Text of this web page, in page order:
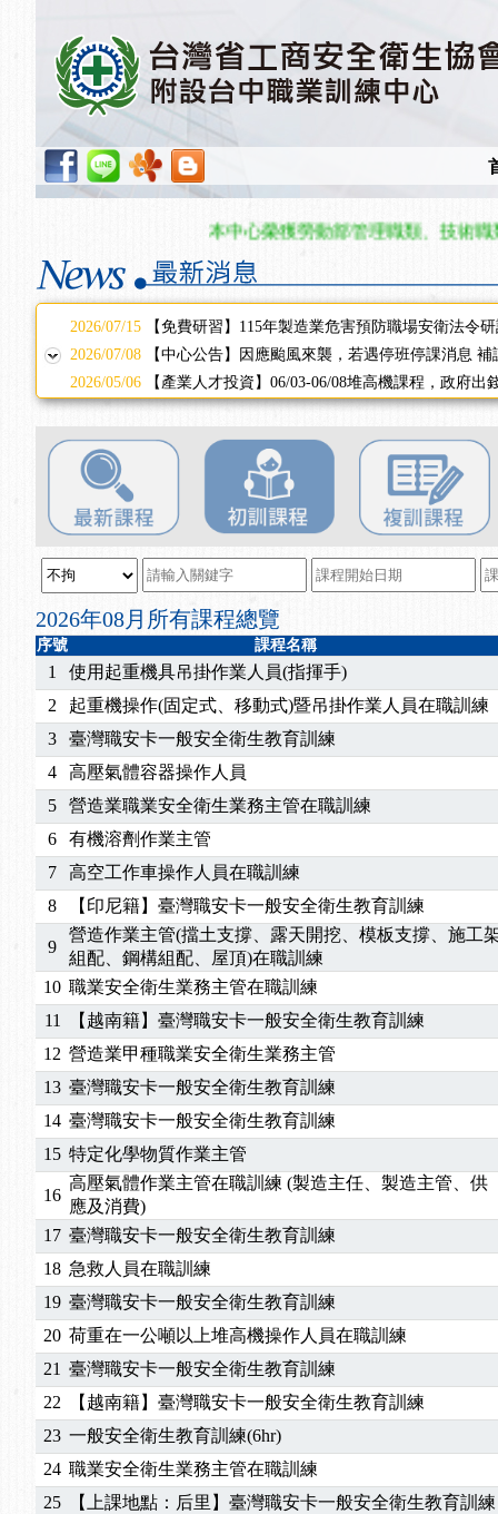
本中心榮獲勞動部管理職類、技術職類
2025/11/10
【中心公告】因應颱風來襲，若遇停班停課消息
2025/10/30【進修課程】2026年，課程意見蒐集~
2025/08/20 【進修課程】SDS格式百百種？專業講師帶您判斷
2025/08/12
【中心公告】因應颱風來襲，若遇停班停課消息
2025/07/06【中心公告】颱風假114/07/07停班停課
2025/06/06【進修課程】～～前導課程看這邊推出囉～～
【進修課程】要怎麼進修自我？課程百百種選擇好
2025/01/21
「高壓氣體製造安全主任」、「隧道等襯砌作業
訓測驗
2025/01/15【線上課程】碳中和核心職能系列課程資訊
2026/07/15 【免費研習】115年製造業危害預防職場安衛法令
2026/07/08 【中心公告】因應颱風來襲，若遇停班停課消息
2026/05/06 【產業人才投資】06/03-06/08堆高機課程，政府
2026/04/24【製程安全評估人員】開課囉
2025/11/11【中心公告】颱風假11/12停班停課
2025/11/10
【中心公告】因應颱風來襲，若遇停班停課消息
2025/10/30
【進修課程】2026年，課程意見蒐集~
2025/08/20【進修課程】SDS格式百百種？專業講師帶您判斷
2025/08/12【中心公告】因應颱風來襲，若遇停班停課消息 補
2025/07/06
【中心公告】颱風假114/07/07停班停課
2025/06/06【進修課程】～～前導課程看這邊推出囉～～
2025/05/29【進修課程】前導課程推出公告！
2025/04/28【進修課程】要怎麼進修自我？課程百百種選擇好
2025/01/21「高壓氣體製造安全主任」、「隧道等襯砌作業主
訓測驗
2025/01/15 【線上課程】碳中和核心職能系列課程資訊
2026/07/15 【免費研習】115年製造業危害預防職場安衛法令
2026/07/08【中心公告】因應颱風來襲，若遇停班停課消息 補
2026/05/06【產業人才投資】06/03-06/08堆高機課程，政府出
2026/04/24【製程安全評估人員】開課囉
2025/11/11【中心公告】颱風假11/12停班停課
2025/11/10
【中心公告】因應颱風來襲，若遇停班停課消息
2025/10/30【進修課程】2026年，課程意見蒐集~
2025/08/20【進修課程】SDS格式百百種？專業講師帶您判斷
2025/08/12【中心公告】因應颱風來襲，若遇停班停課消息 補
2025/07/06【中心公告】颱風假114/07/07停班停課
2025/06/06【進修課程】～～前導課程看這邊推出囉～～
2025/05/29【進修課程】前導課程推出公告！
2025/04/28 【進修課程】要怎麼進修自我？課程百百種選擇好
2025/01/21「高壓氣體製造安全主任」、「隧道等襯砌作業主
訓測驗
2025/01/15【線上課程】碳中和核心職能系列課程資訊
2026/07/15【免費研習】115年製造業危害預防職場安衛法令
2026/07/08【中心公告】因應颱風來襲，若遇停班停課消息 補
2026/05/06【產業人才投資】06/03-06/08堆高機課程，政府出
2026/04/24 【製程安全評估人員】開課囉
2025/11/11【中心公告】颱風假11/12停班停課
2025/11/10【中心公告】因應颱風來襲，若遇停班停課消息 補
2025/10/30
【進修課程】2026年，課程意見蒐集~
2025/08/20【進修課程】SDS格式百百種？專業講師帶您判斷
2025/08/12【中心公告】因應颱風來襲，若遇停班停課消息 補
2025/07/06 【中心公告】颱風假114/07/07停班停課
2025/06/06【進修課程】～～前導課程看這邊推出囉～～
2025/05/29【進修課程】前導課程推出公告！
2025/04/28【進修課程】要怎麼進修自我？課程百百種選擇好
2026年08月所有課程總覽
序號 課程名稱
1
使用起重機具吊掛作業人員(指揮手)
2
起重機操作(固定式、移動式)暨吊掛作業人員在職訓練
3
臺灣職安卡一般安全衛生教育訓練
4
高壓氣體容器操作人員
5
營造業職業安全衛生業務主管在職訓練
6
有機溶劑作業主管
7
高空工作車操作人員在職訓練
8
【印尼籍】臺灣職安卡一般安全衛生教育訓練
9
營造作業主管(擋土支撐、露天開挖、模板支撐、施工
組配、鋼構組配、屋頂)在職訓練
10 職業安全衛生業務主管在職訓練
11
【越南籍】臺灣職安卡一般安全衛生教育訓練
12 營造業甲種職業安全衛生業務主管
13 臺灣職安卡一般安全衛生教育訓練
14 臺灣職安卡一般安全衛生教育訓練
15 特定化學物質作業主管
16
高壓氣體作業主管在職訓練 (製造主任、製造主管、供
應及消費)
17 臺灣職安卡一般安全衛生教育訓練
18 急救人員在職訓練
19 臺灣職安卡一般安全衛生教育訓練
20 荷重在一公噸以上堆高機操作人員在職訓練
21 臺灣職安卡一般安全衛生教育訓練
22
【越南籍】臺灣職安卡一般安全衛生教育訓練
23 一般安全衛生教育訓練(6hr)
24 職業安全衛生業務主管在職訓練
25
【上課地點：后里】臺灣職安卡一般安全衛生教育訓練